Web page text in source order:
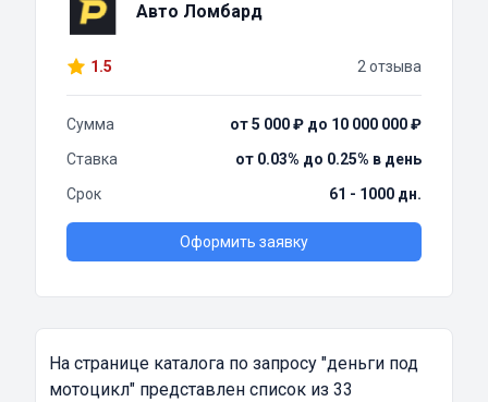
Авто Ломбард
1.5 2 отзыва
Сумма
от 5 000 ₽ до 10 000 000 ₽
Ставка
от 0.03% до 0.25% в день
Срок
61 - 1000 дн.
Оформить заявку
На странице каталога по запросу "деньги под
мотоцикл" представлен список из 33